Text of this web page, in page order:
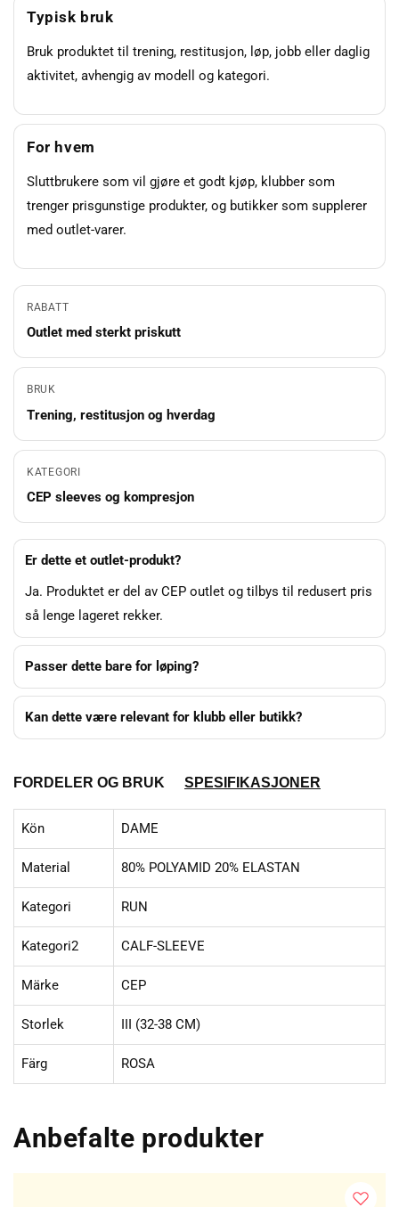
Typisk bruk
Bruk produktet til trening, restitusjon, løp, jobb eller daglig
aktivitet, avhengig av modell og kategori.
For hvem
Sluttbrukere som vil gjøre et godt kjøp, klubber som
trenger prisgunstige produkter, og butikker som supplerer
med outlet-varer.
RABATT
Outlet med sterkt priskutt
BRUK
Trening, restitusjon og hverdag
KATEGORI
CEP sleeves og kompresjon
Er dette et outlet-produkt?
Ja. Produktet er del av CEP outlet og tilbys til redusert pris
så lenge lageret rekker.
Passer dette bare for løping?
Kan dette være relevant for klubb eller butikk?
FORDELER OG BRUK SPESIFIKASJONER
Kön DAME
Material 80% POLYAMID 20% ELASTAN
Kategori RUN
Kategori2 CALF-SLEEVE
Märke CEP
Storlek III (32-38 CM)
Färg ROSA
Anbefalte produkter